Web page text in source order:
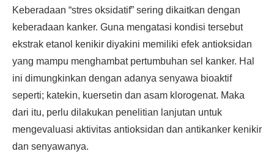
Keberadaan “stres oksidatif” sering dikaitkan dengan
keberadaan kanker. Guna mengatasi kondisi tersebut
ekstrak etanol kenikir diyakini memiliki efek antioksidan
yang mampu menghambat pertumbuhan sel kanker. Hal
ini dimungkinkan dengan adanya senyawa bioaktif
seperti; katekin, kuersetin dan asam klorogenat. Maka
dari itu, perlu dilakukan penelitian lanjutan untuk
mengevaluasi aktivitas antioksidan dan antikanker kenikir
dan senyawanya.